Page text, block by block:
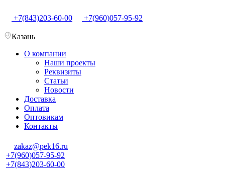
+7(843)203-60-00 +7(960)057-95-92
Казань
О компании
Наши проекты
Реквизиты
Статьи
Новости
Доставка
Оплата
Оптовикам
Контакты
zakaz@pek16.ru
+7(960)057-95-92
+7(843)203-60-00